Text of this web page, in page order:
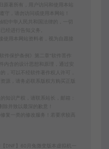
著所有，用户访问和使用本站
守，请勿访问或使用本网站！
犯中华人民共和国法律的，一切
经进行告知义务。
用本网站资料者，视为自愿接
件保护条例》第二章"软件菩作
内含的设计思想和原理，通过安
，可以不经软件著作权人许可，
源，请务必联系版权方购买正版
知识产权，请联系站长，邮箱：
并致以最深的歉意！
复一类的修改服务！若要求较高
DNF】60月兔微变版本虚拟机一